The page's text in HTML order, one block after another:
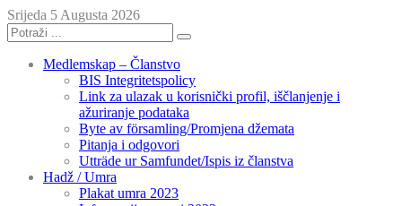
Srijeda 5 Augusta 2026
Medlemskap – Članstvo
BIS Integritetspolicy
Link za ulazak u korisnički profil, iščlanjenje i
ažuriranje podataka
Byte av församling/Promjena džemata
Pitanja i odgovori
Utträde ur Samfundet/Ispis iz članstva
Hadž / Umra
Plakat umra 2023